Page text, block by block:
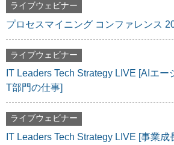
ライブウェビナー
プロセスマイニング コンファレンス
ライブウェビナー
IT Leaders Tech Strategy LIVE [AIエー
T部門の仕事]
ライブウェビナー
IT Leaders Tech Strategy LIVE [事業